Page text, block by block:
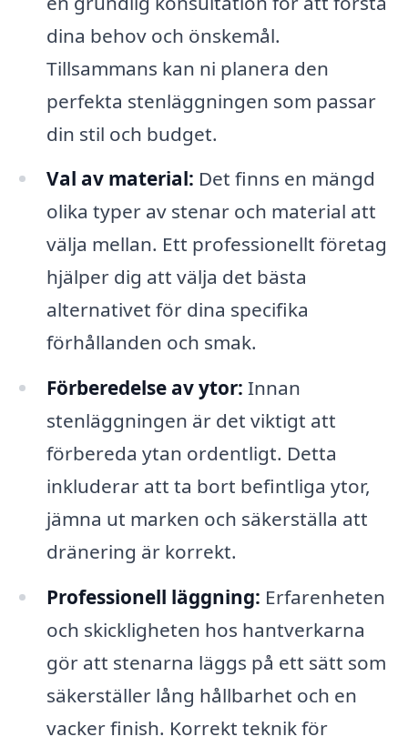
dina behov och önskemål.
Tillsammans kan ni planera den
perfekta stenläggningen som passar
din stil och budget.
Val av material: Det finns en mängd
olika typer av stenar och material att
välja mellan. Ett professionellt företag
hjälper dig att välja det bästa
alternativet för dina specifika
förhållanden och smak.
Förberedelse av ytor: Innan
stenläggningen är det viktigt att
förbereda ytan ordentligt. Detta
inkluderar att ta bort befintliga ytor,
jämna ut marken och säkerställa att
dränering är korrekt.
Professionell läggning: Erfarenheten
och skickligheten hos hantverkarna
gör att stenarna läggs på ett sätt som
säkerställer lång hållbarhet och en
vacker finish. Korrekt teknik för